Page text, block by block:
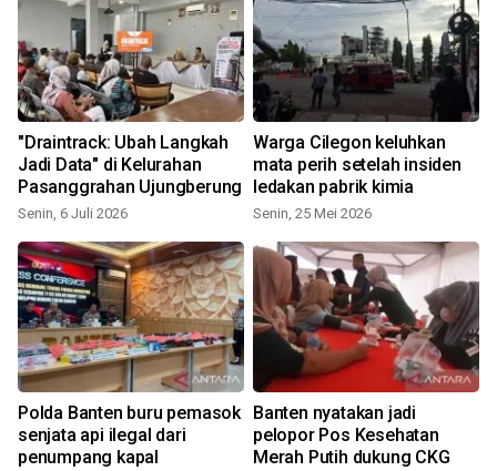
"Draintrack: Ubah Langkah
Jadi Data" di Kelurahan
Pasanggrahan Ujungberung
Senin, 6 Juli 2026
Warga Cilegon keluhkan
mata perih setelah insiden
ledakan pabrik kimia
Senin, 25 Mei 2026
Polda Banten buru pemasok
senjata api ilegal dari
penumpang kapal
Banten nyatakan jadi
pelopor Pos Kesehatan
Merah Putih dukung CKG